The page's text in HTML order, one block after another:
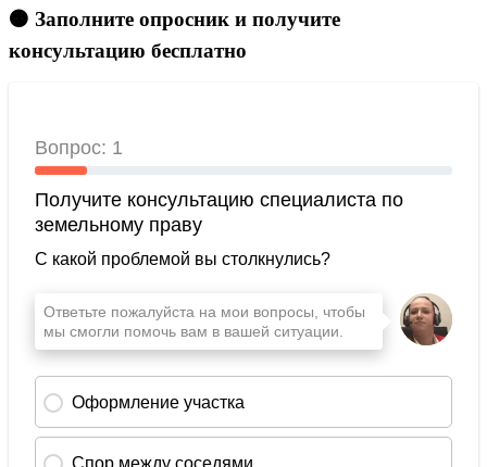
🟠 Заполните опросник и получите
консультацию бесплатно